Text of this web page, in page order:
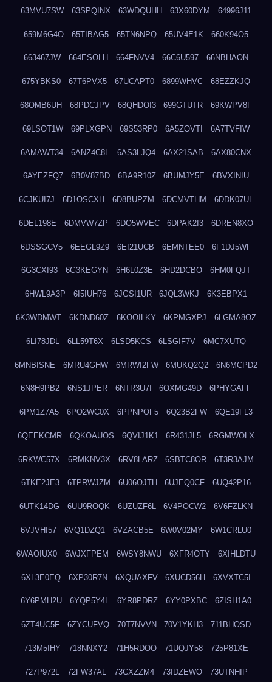
63MVU7SW 63SPQINX 63WDQUHH 63X60DYM 64996J11
659M6G4O 65TIBAG5 65TN6NPQ 65UV4E1K 660K94O5
663467JW 664ESOLH 664FNVV4 66C6U597 66NBHAON
675YBKS0 67T6PVX5 67UCAPT0 6899WHVC 68EZZKJQ
68OMB6UH 68PDCJPV 68QHDOI3 699GTUTR 69KWPV8F
69LSOT1W 69PLXGPN 69S53RP0 6A5ZOVTI 6A7TVFIW
6AMAWT34 6ANZ4C8L 6AS3LJQ4 6AX21SAB 6AX80CNX
6AYEZFQ7 6B0V87BD 6BA9R10Z 6BUMJY5E 6BVXINIU
6CJKUI7J 6D1OSCXH 6D8BUPZM 6DCMVTHM 6DDK07UL
6DEL198E 6DMVW7ZP 6DO5WVEC 6DPAK2I3 6DREN8XO
6DSSGCV5 6EEGL9Z9 6EI21UCB 6EMNTEE0 6F1DJ5WF
6G3CXI93 6G3KEGYN 6H6L0Z3E 6HD2DCBO 6HM0FQJT
6HWL9A3P 6I5IUH76 6JGSI1UR 6JQL3WKJ 6K3EBPX1
6K3WDMWT 6KDND60Z 6KOOILKY 6KPMGXPJ 6LGMA8OZ
6LI78JDL 6LL59T6X 6LSD5KCS 6LSGIF7V 6MC7XUTQ
6MNBISNE 6MRU4GHW 6MRWI2FW 6MUKQ2Q2 6N6MCPD2
6N8H9PB2 6NS1JPER 6NTR3U7I 6OXMG49D 6PHYGAFF
6PM1Z7A5 6PO2WC0X 6PPNPOF5 6Q23B2FW 6QE19FL3
6QEEKCMR 6QKOAUOS 6QVIJ1K1 6R431JL5 6RGMWOLX
6RKWC57X 6RMKNV3X 6RV8LARZ 6SBTC8OR 6T3R3AJM
6TKE2JE3 6TPRWJZM 6U06OJTH 6UJEQ0CF 6UQ42P16
6UTK14DG 6UU9ROQK 6UZUZF6L 6V4POCW2 6V6FZLKN
6VJVHI57 6VQ1DZQ1 6VZACB5E 6W0V02MY 6W1CRLU0
6WAOIUX0 6WJXFPEM 6WSY8NWU 6XFR4OTY 6XIHLDTU
6XL3E0EQ 6XP30R7N 6XQUAXFV 6XUCD56H 6XVXTC5I
6Y6PMH2U 6YQP5Y4L 6YR8PDRZ 6YY0PXBC 6ZISH1A0
6ZT4UC5F 6ZYCUFVQ 70T7NVVN 70V1YKH3 711BHOSD
713M5IHY 718NNXY2 71H5RDOO 71UQJY58 725P81XE
727P972L 72FW37AL 73CXZZM4 73IDZEWO 73UTNHIP